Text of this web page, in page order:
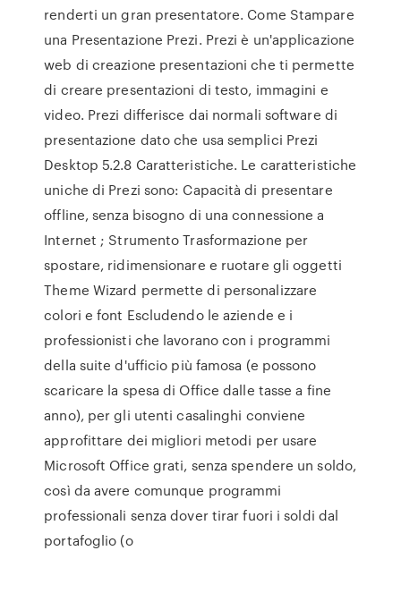
renderti un gran presentatore. Come Stampare
una Presentazione Prezi. Prezi è un'applicazione
web di creazione presentazioni che ti permette
di creare presentazioni di testo, immagini e
video. Prezi differisce dai normali software di
presentazione dato che usa semplici Prezi
Desktop 5.2.8 Caratteristiche. Le caratteristiche
uniche di Prezi sono: Capacità di presentare
offline, senza bisogno di una connessione a
Internet ; Strumento Trasformazione per
spostare, ridimensionare e ruotare gli oggetti
Theme Wizard permette di personalizzare
colori e font Escludendo le aziende e i
professionisti che lavorano con i programmi
della suite d'ufficio più famosa (e possono
scaricare la spesa di Office dalle tasse a fine
anno), per gli utenti casalinghi conviene
approfittare dei migliori metodi per usare
Microsoft Office grati, senza spendere un soldo,
così da avere comunque programmi
professionali senza dover tirar fuori i soldi dal
portafoglio (o